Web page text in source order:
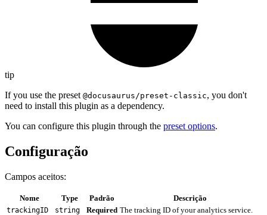
tip
If you use the preset @docusaurus/preset-classic, you don't
need to install this plugin as a dependency.
You can configure this plugin through the preset options.
Configuração
Campos aceitos:
Nome Type Padrão Descrição
trackingID string Required The tracking ID of your analytics service.